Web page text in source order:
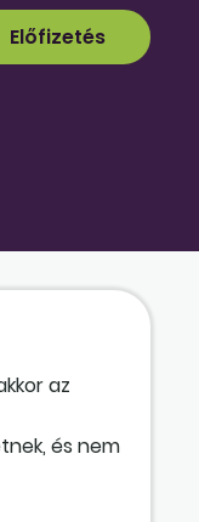
Előfizetés
az
és nem